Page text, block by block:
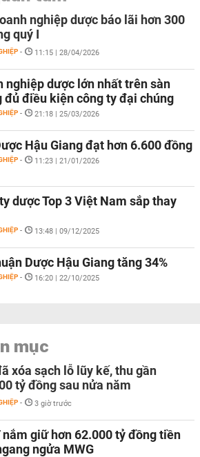
nghiệp dược báo lãi hơn 300
quý I
- 11:15 | 28/04/2026
nghiệp dược lớn nhất trên sàn
đủ điều kiện công ty đại chúng
- 21:18 | 25/03/2026
Hậu Giang đạt hơn 6.600 đồng
- 11:23 | 21/01/2026
dược Top 3 Việt Nam sắp thay
- 13:48 | 09/12/2025
Dược Hậu Giang tăng 34%
- 16:20 | 22/10/2025
mục
xóa sạch lỗ lũy kế, thu gần
tỷ đồng sau nửa năm
- 3 giờ trước
nắm giữ hơn 62.000 tỷ đồng tiền
ngửa MWG